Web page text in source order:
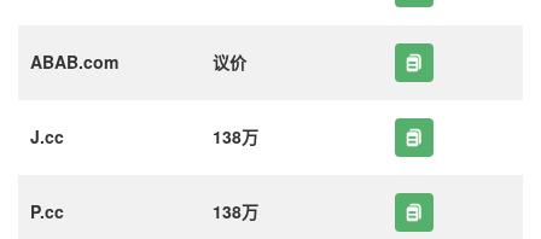
ABAB.com 议价
J.cc 138万
P.cc 138万